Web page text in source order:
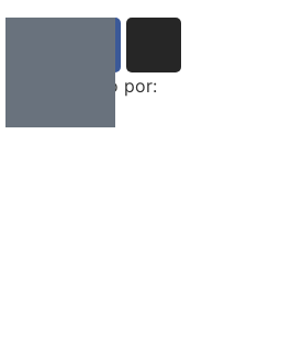
Desenvolvido por: